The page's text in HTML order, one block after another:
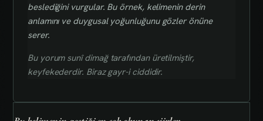
beslediğini vurgular. Bu örnek, kelimenin derin
anlamını ve duygusal yoğunluğunu gözler önüne
serer.
Bu yorum sunî dimağ tarafından üretilmiştir,
keyfekederdir. Biraz gayr-i ciddidir.